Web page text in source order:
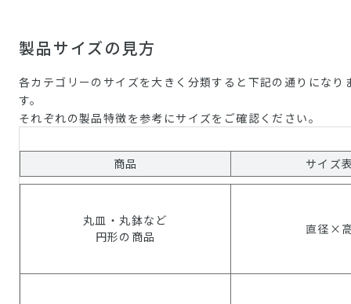
製品サイズの見方
各カテゴリーのサイズを大きく分類すると下記の通りになり
す。
それぞれの製品特徴を参考にサイズをご確認ください。
商品 サイズ
丸皿・丸鉢など
円形の商品
直径×